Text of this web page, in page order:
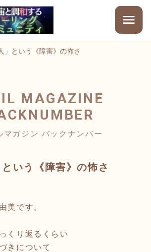
」という《障害》の怖さ
MAGAZINE
マガジン バックナンバー
という《障害》の怖さ
美です。
くり返るくらい
きについて